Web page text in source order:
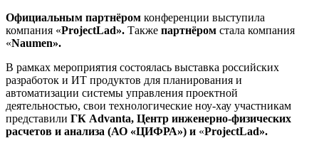
Официальным партнёром конференции выступила
компания «ProjectLad». Также партнёром стала компания
«Naumen».
В рамках мероприятия состоялась выставка российских
разработок и ИТ продуктов для планирования и
автоматизации системы управления проектной
деятельностью, свои технологические ноу-хау участникам
представили ГК Advanta, Центр инженерно-физических
расчетов и анализа (АО «ЦИФРА») и «ProjectLad».